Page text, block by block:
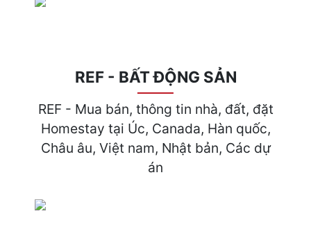
REF - BẤT ĐỘNG SẢN
REF - Mua bán, thông tin nhà, đất, đặt
Homestay tại Úc, Canada, Hàn quốc,
Châu âu, Việt nam, Nhật bản, Các dự
án